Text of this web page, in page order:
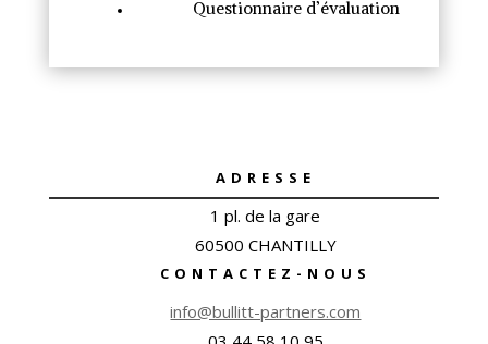
Questionnaire d’évaluation
ADRESSE
1 pl. de la gare
60500 CHANTILLY
CONTACTEZ-NOUS
info@bullitt-partners.com